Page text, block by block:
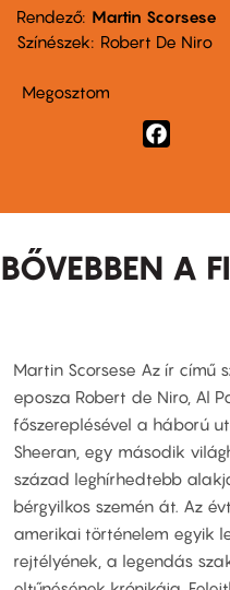
Rendező Martin Scorsese
Színészek
Robert De Niro
Megosztom
BŐVEBBEN A
Martin Scorsese Az ír című
eposza Robert de Niro, Al
főszereplésével a háború
Sheeran, egy második
század leghírhedtebb
bérgyilkos szemén át. Az
amerikai történelem egyik
rejtélyének, a legendás